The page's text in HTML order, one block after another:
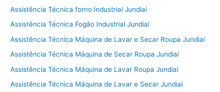
Assistência Técnica forno Industrial Jundiaí
Assistência Técnica Fogão Industrial Jundiaí
Assistência Técnica Máquina de Lavar e Secar Roupa Jundiaí
Assistência Técnica Máquina de Secar Roupa Jundiaí
Assistência Técnica Máquina de Lavar Roupa Jundiaí
Assistência Técnica Máquina de Lavar e Secar Jundiaí